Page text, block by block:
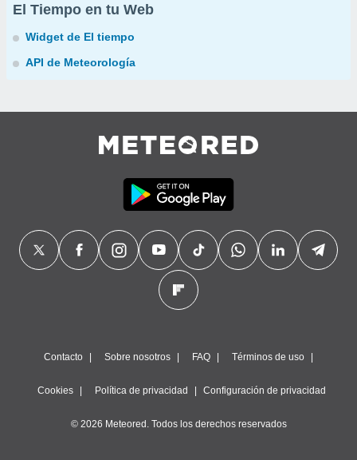
El Tiempo en tu Web
Widget de El tiempo
API de Meteorología
Contacto Sobre nosotros FAQ Términos de uso
Cookies Política de privacidad Configuración de privacidad
© 2026 Meteored. Todos los derechos reservados